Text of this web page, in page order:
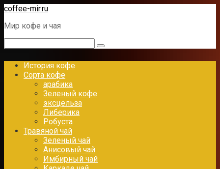
Перейти
контенту
coffee-mir.ru
Мир кофе и чая
История кофе
Сорта кофе
арабика
Зеленый кофе
эксцельза
Либерика
Робуста
Травяной чай
Зеленый чай
Анисовый чай
Имбирный чай